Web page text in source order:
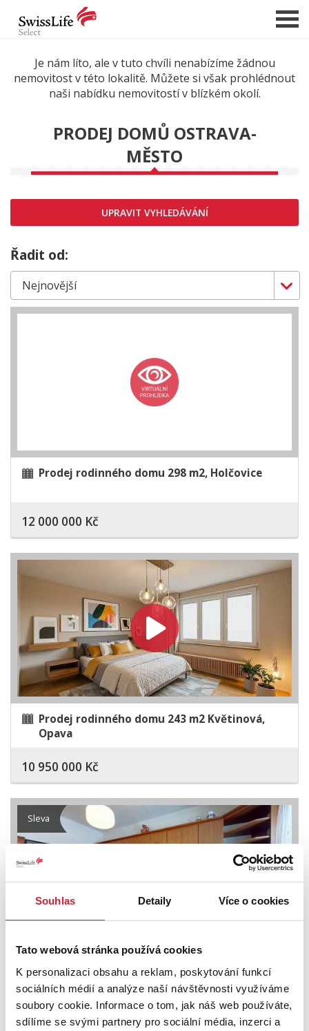
Souhlas Detaily Více o cookies
Tato webová stránka používá cookies
K personalizaci obsahu a reklam, poskytování funkcí
sociálních médií a analýze naší návštěvnosti využíváme
soubory cookie. Informace o tom, jak náš web používáte,
sdílíme se svými partnery pro sociální média, inzerci a
NABÍDKA NEMOVITOSTÍ
HLÍDAT NOVÉ NABÍDKY
CHCI OCENIT NEMOVITOST
REFERENCE
KARIÉRA
FINANCOVÁNÍ / HYPOTÉKA
KONTAKT
Je nám líto, ale v tuto chvíli nenabízíme žádnou
nemovitost v této lokalitě. Můžete si však prohlédnout
naši nabídku nemovitostí v blízkém okolí.
PRODEJ DOMŮ OSTRAVA-
MĚSTO
UPRAVIT VYHLEDÁVÁNÍ
Řadit od:
Prodej rodinného domu 298 m2, Holčovice
12 000 000 Kč
Prodej rodinného domu 243 m2 Květinová,
Opava
10 950 000 Kč
Sleva
Prodej rodinného domu 120 m2, Pržno
Info o ceně u RK